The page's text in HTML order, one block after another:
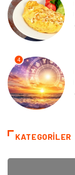
4
KATEGORILER